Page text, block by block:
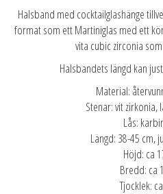
Halsband med cocktailglashänge
format som ett Martiniglas med ett
vita cubic zirconia
Halsbandets längd kan
Material:
Stenar: vit
Lås:
Längd: 38-45 cm,
Höjd: ca
Bredd: ca
Tjocklek: